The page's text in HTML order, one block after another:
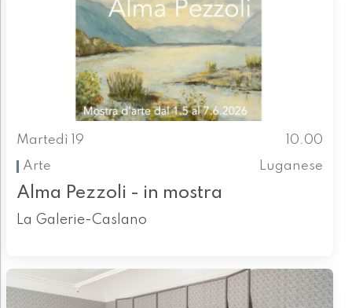
Martedì 19
10.00
Arte
Luganese
Alma Pezzoli - in mostra
La Galerie-Caslano